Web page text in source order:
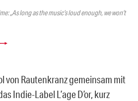
„As long as the music’s loud enough, we won’t
von Rautenkranz gemeinsam mit
Indie-Label L’age D’or, kurz